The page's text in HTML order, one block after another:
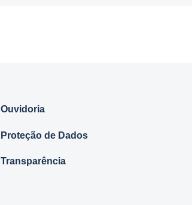
Ouvidoria
Proteção de Dados
Transparência